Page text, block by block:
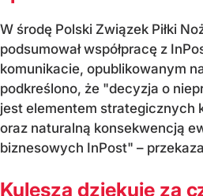
W środę Polski Związek Piłki
podsumował współpracę z
komunikacie, opublikowanym
podkreślono, że "decyzja o
jest elementem strategicznych
oraz naturalną konsekwencją
biznesowych InPost" –
Kulesza dziękuje za